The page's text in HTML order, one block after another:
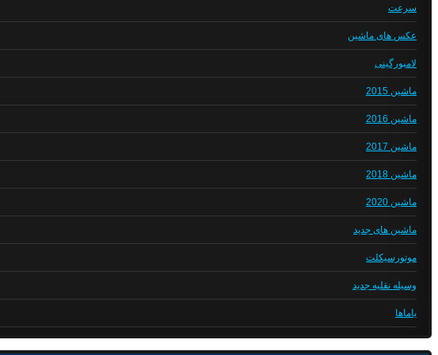
سرعت
عکس های ماشین
لامبورگینی
ماشین 2015
ماشین 2016
ماشین 2017
ماشین 2018
ماشین 2020
ماشین های جدید
موتورسیکلت
وسیله نقلیه جدید
یاماها